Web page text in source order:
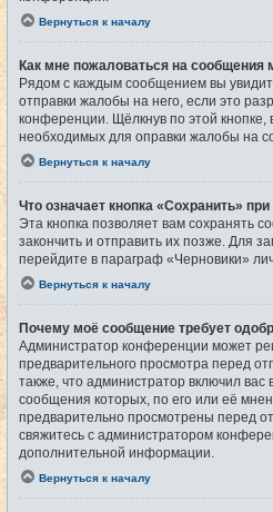
Вернуться к началу
Как мне пожаловаться на сообщения
Рядом с каждым сообщением вы
отправки жалобы на него, если это
конференции. Щёлкнув по этой кнопке,
необходимых для оправки жалобы на
Вернуться к началу
Что означает кнопка «Сохранить»
Эта кнопка позволяет вам сохранять
закончить и отправить их позже. Для
перейдите в параграф «Черновики»
Вернуться к началу
Почему моё сообщение требует
Администратор конференции может
предварительного просмотра перед
также, что администратор включил вас
сообщения которых, по его или её
предварительно просмотрены перед
свяжитесь с администратором
дополнительной информации.
Вернуться к началу